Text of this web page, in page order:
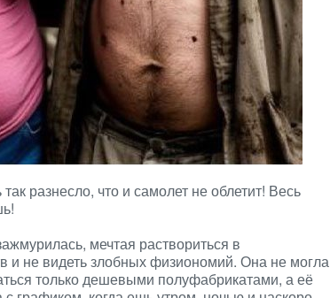
разнесло, что и самолет не облетит! Весь
мечтая раствориться в
и не видеть злобных физиономий. Она не могла
только дешевыми полуфабрикатами, а её